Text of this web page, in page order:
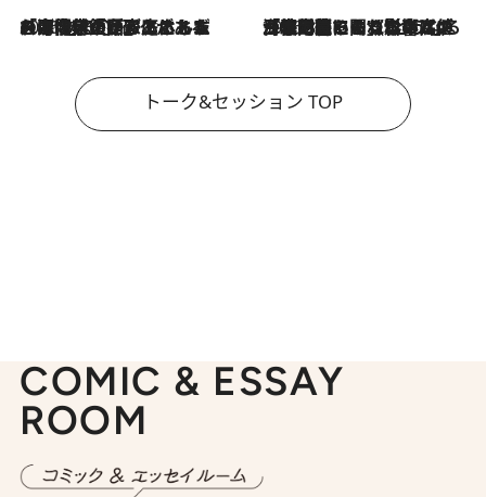
2026.8.3
「今後値上げがあるとすれば…」「リスクがあるのは今年の冬」エネルギー専門家が語る、ホルムズ海峡封鎖が家庭にもたらす“ある心配” 2026.8.3
「住宅建てられない…」「サーチャージ料の高値が続いている」ホルムズ海峡封鎖による影響はいつまで続く？《エネルギー専門家に聞く“どうなる日本の暮らし”》
トーク&セッション TOP
COMIC & ESSAY
ROOM